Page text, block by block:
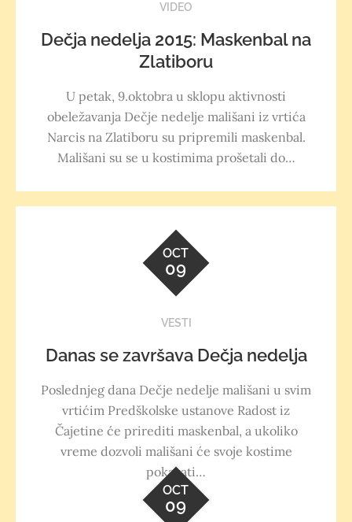
VIDEO
Dečja nedelja 2015: Maskenbal na
Zlatiboru
U petak, 9.oktobra u sklopu aktivnosti
obeležavanja Dečje nedelje mališani iz vrtića
Narcis na Zlatiboru su pripremili maskenbal.
Mališani su se u kostimima prošetali do…
OCT
09
VESTI
Danas se završava Dečja nedelja
Poslednjeg dana Dečje nedelje mališani u svim
vrtićim Predškolske ustanove Radost iz
Čajetine će prirediti maskenbal, a ukoliko
vreme dozvoli mališani će svoje kostime
pokazati…
OCT
09